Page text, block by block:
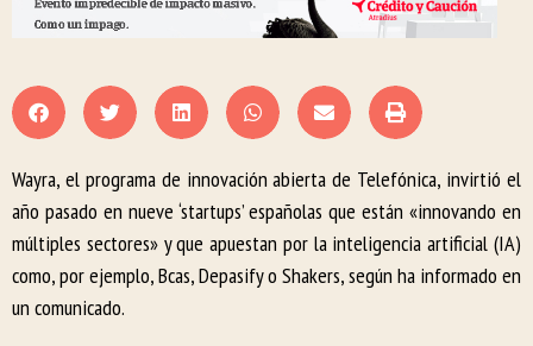
Wayra, el programa de innovación abierta de Telefónica, invirtió el
año pasado en nueve ‘startups’ españolas que están «innovando en
múltiples sectores» y que apuestan por la inteligencia artificial (IA)
como, por ejemplo, Bcas, Depasify o Shakers, según ha informado en
un comunicado.